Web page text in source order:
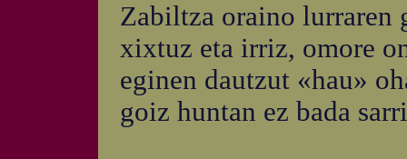
Zabiltza oraino lurraren
xixtuz eta irriz, omore
eginen dautzut «hau»
goiz huntan ez bada